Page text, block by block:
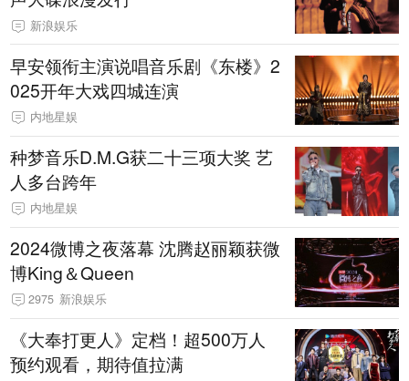
新浪娱乐
早安领衔主演说唱音乐剧《东楼》2
025开年大戏四城连演
内地星娱
种梦音乐D.M.G获二十三项大奖 艺
人多台跨年
内地星娱
2024微博之夜落幕 沈腾赵丽颖获微
博King＆Queen
2975 新浪娱乐
《大奉打更人》定档！超500万人
预约观看，期待值拉满